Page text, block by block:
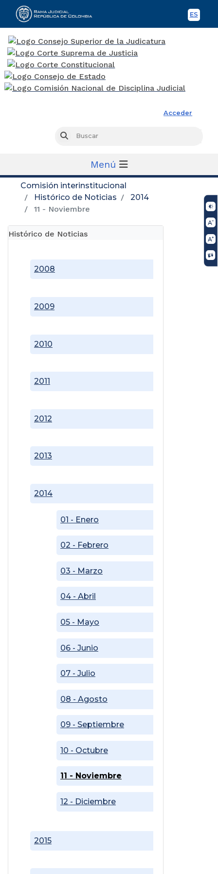
ES
Acceder
Buscar
Menú
Comisión interinstitucional
Histórico de Noticias
2014
11 - Noviembre
Histórico de Noticias
2008
2009
2010
2011
2012
2013
2014
01 - Enero
02 - Febrero
03 - Marzo
04 - Abril
05 - Mayo
06 - Junio
07 - Julio
08 - Agosto
09 - Septiembre
10 - Octubre
11 - Noviembre
12 - Diciembre
2015